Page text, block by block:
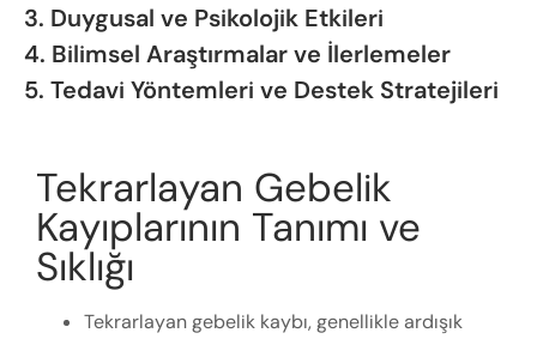
3. Duygusal ve Psikolojik Etkileri
4. Bilimsel Araştırmalar ve İlerlemeler
5. Tedavi Yöntemleri ve Destek Stratejileri
Tekrarlayan Gebelik
Kayıplarının Tanımı ve
Sıklığı
Tekrarlayan gebelik kaybı, genellikle ardışık